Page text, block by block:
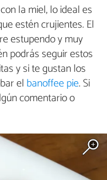
la miel, lo ideal es
estén crujientes. El
estupendo y muy
podrás seguir estos
y si te gustan los
el banoffee pie. Si
comentario o